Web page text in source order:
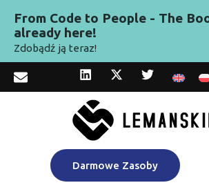
From Code to People - The
already here!
Zdobądź ją teraz!
Darmowe Zasoby